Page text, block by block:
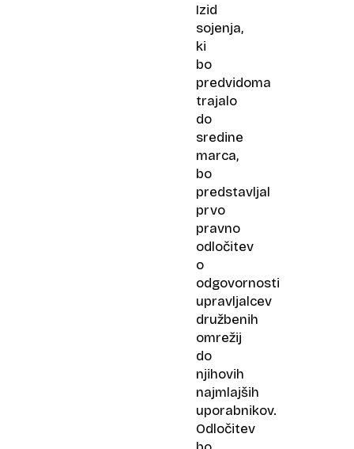
zasvojenosti
otrok
Izid
sojenja,
ki
bo
predvidoma
trajalo
do
sredine
marca,
bo
predstavljal
prvo
pravno
odločitev
o
odgovornosti
upravljalcev
družbenih
omrežij
do
njihovih
najmlajših
uporabnikov.
Odločitev